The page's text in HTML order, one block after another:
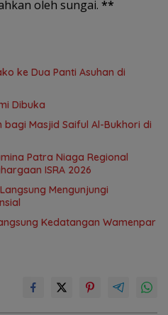
oleh sungai. **
ke Dua Panti Asuhan di
Dibuka
bagi Masjid Saiful Al-Bukhori di
Patra Niaga Regional
ISRA 2026
Mengunjungi
Kedatangan Wamenpar